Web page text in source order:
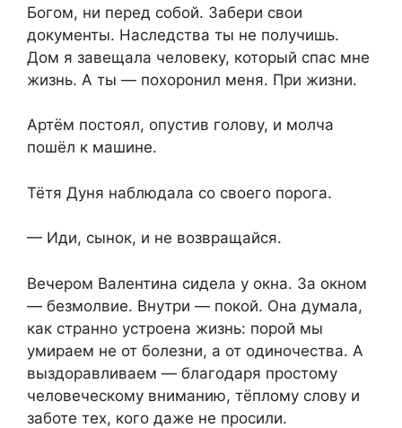
Богом, ни перед собой. Забери свои
документы. Наследства ты не получишь.
Дом я завещала человеку, который спас мне
жизнь. А ты — похоронил меня. При жизни.
Артём постоял, опустив голову, и молча
пошёл к машине.
Тётя Дуня наблюдала со своего порога.
— Иди, сынок, и не возвращайся.
Вечером Валентина сидела у окна. За окном
— безмолвие. Внутри — покой. Она думала,
как странно устроена жизнь: порой мы
умираем не от болезни, а от одиночества. А
выздоравливаем — благодаря простому
человеческому вниманию, тёплому слову и
заботе тех, кого даже не просили.